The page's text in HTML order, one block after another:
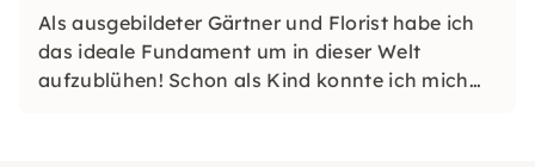
Als ausgebildeter Gärtner und Florist habe ich
das ideale Fundament um in dieser Welt
aufzublühen! Schon als Kind konnte ich mich